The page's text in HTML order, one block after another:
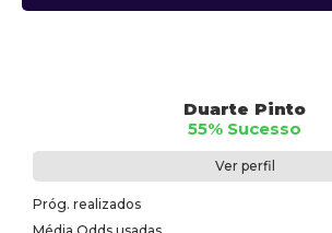
Duarte Pinto
55% Sucesso
Ver perfil
Próg. realizados